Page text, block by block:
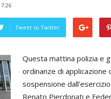
Tweet su Twitter
Questa mattina polizia e
ordinanze di applicazione
sospensione
Renato Pierdonati e